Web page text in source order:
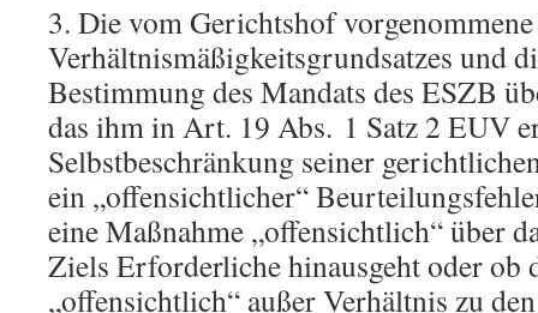
3. Die vom Gerichtshof
Verhältnismäßigkeitsgrundsatzes und
Bestimmung des Mandats des ESZB
das ihm in Art. 19 Abs. 1 Satz 2 EUV
Selbstbeschränkung seiner
ein „offensichtlicher“
eine Maßnahme „offensichtlich“ über
Ziels Erforderliche hinausgeht oder ob
„offensichtlich“ außer Verhältnis zu